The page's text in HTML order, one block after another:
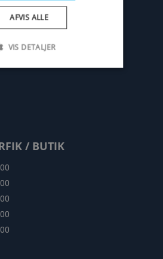
/ BUTIK
AFVIS ALLE
VIS DETALJER